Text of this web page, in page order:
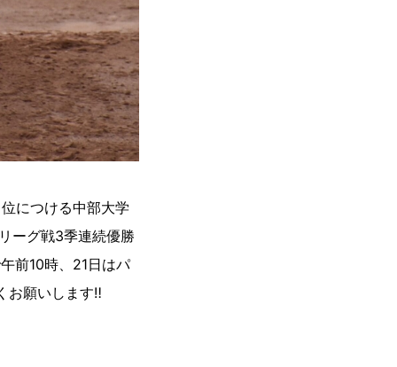
につける中部大学
ーグ戦3季連続優勝
前10時、21日はパ
お願いします‼